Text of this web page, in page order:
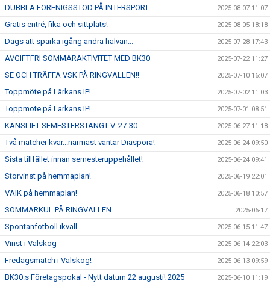
DUBBLA FÖRENIGSSTÖD PÅ INTERSPORT 2025-08-07 11:07
Gratis entré, fika och sittplats! 2025-08-05 18:18
Dags att sparka igång andra halvan... 2025-07-28 17:43
AVGIFTFRI SOMMARAKTIVITET MED BK30 2025-07-22 11:27
SE OCH TRÄFFA VSK PÅ RINGVALLEN!! 2025-07-10 16:07
Toppmöte på Lärkans IP! 2025-07-02 11:03
Toppmöte på Lärkans IP! 2025-07-01 08:51
KANSLIET SEMESTERSTÄNGT V. 27-30 2025-06-27 11:18
Två matcher kvar...närmast väntar Diaspora! 2025-06-24 09:50
Sista tillfället innan semesteruppehållet! 2025-06-24 09:41
Storvinst på hemmaplan! 2025-06-19 22:01
VAIK på hemmaplan! 2025-06-18 10:57
SOMMARKUL PÅ RINGVALLEN 2025-06-17
Spontanfotboll ikväll 2025-06-15 11:47
Vinst i Valskog 2025-06-14 22:03
Fredagsmatch i Valskog! 2025-06-13 09:59
BK30:s Företagspokal - Nytt datum 22 augusti! 2025 2025-06-10 11:19